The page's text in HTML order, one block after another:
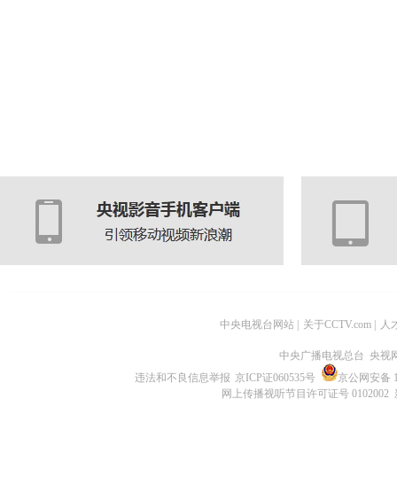
中央电视台网站 关于CCTV.com 人
中央广播电视总台 央视
违法和不良信息举报 京ICP证060535号
京公网安备
网上传播视听节目许可证号 0102002